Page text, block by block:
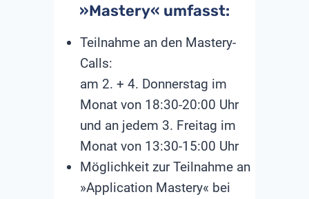
»Mastery« umfasst:
Teilnahme an den Mastery-
Calls:
am 2. + 4. Donnerstag im
Monat von 18:30-20:00 Uhr
und an jedem 3. Freitag im
Monat von 13:30-15:00 Uhr
Möglichkeit zur Teilnahme an
»Application Mastery« bei